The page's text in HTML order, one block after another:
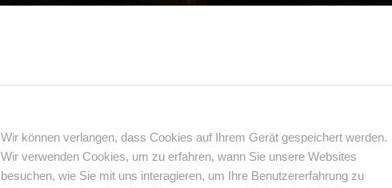
Wir können verlangen, dass Cookies auf Ihrem Gerät gespeichert werden.
Wir verwenden Cookies, um zu erfahren, wann Sie unsere Websites
besuchen, wie Sie mit uns interagieren, um Ihre Benutzererfahrung zu